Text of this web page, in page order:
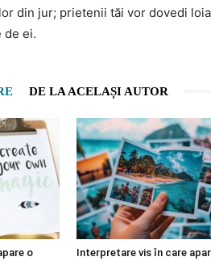
din jur; prietenii tăi vor dovedi
de ei.
DE LA ACELAȘI AUTOR
o
Interpretare vis în care